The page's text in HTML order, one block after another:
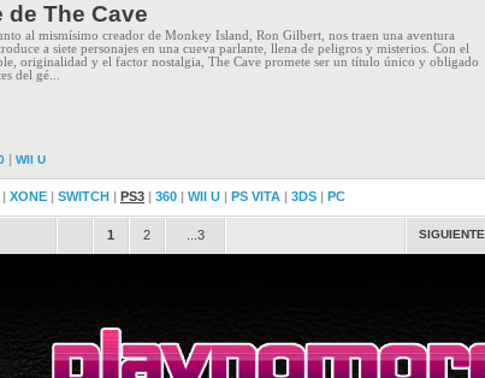
de The Cave
al mismísimo creador de Monkey Island, Ron Gilbert, nos traen una aventura
a siete personajes en una cueva parlante, llena de peligros y misterios. Con el
originalidad y el factor nostalgia, The Cave promete ser un título único y obligado
del gé...
| WII U
| XONE | SWITCH | PS3 | 360 | WII U | PS VITA | 3DS | PC
1 2 ...3 SIGUIENTE